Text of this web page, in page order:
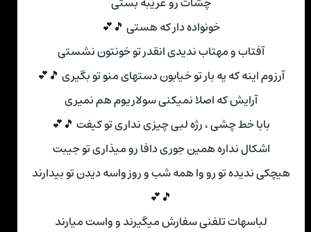
خونواده دار که هستی 🎵💕
آفتاب و مهتاب ندیدی انقدر تو خونتون نشستی
آرزوم اینه که یه بار تو خیابون دستهای منو تو بگیری 🎵💕
آرایش که اصلا نمیکنی سولاریوم هم نمیری
بابا خط چشی ، رژه لبی چیزی نداری تو کیفت 🎵💕
اشکال نداره همین جوری دافا رو میذاری تو جیبت
هیچکی ندیده تو رو وا همه شب و روز واسه دیدن تو بیدارند
🎵💕
لباسهات تلفنی سفارش میگیرند و واست میارند